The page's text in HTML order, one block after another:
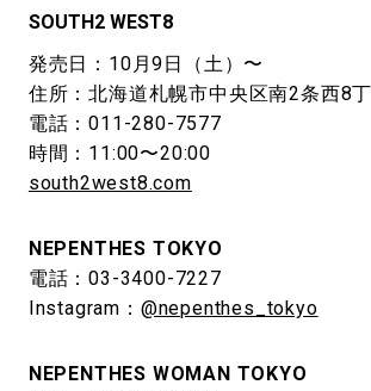
SOUTH2 WEST8
発売日：10月9日（土）〜
住所：北海道札幌市中央区南2条西8
電話：011-280-7577
時間：11:00〜20:00
south2west8.com
NEPENTHES TOKYO
電話：03-3400-7227
Instagram： @nepenthes_tokyo
NEPENTHES WOMAN TOKYO